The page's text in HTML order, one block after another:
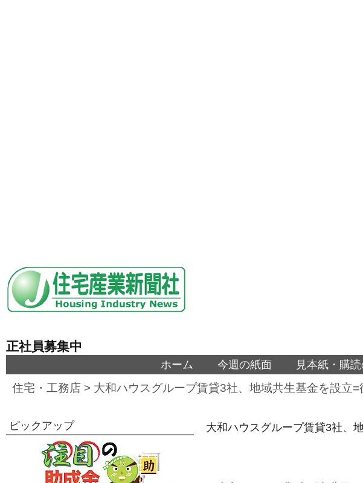
正社員募集中
ホーム 今週の紙面 見本紙・購
住宅・工務店 > 大和ハウスグループ賃貸3社、地域共生基金を設立
大和ハウスグループ賃貸3社、
ピックアップ